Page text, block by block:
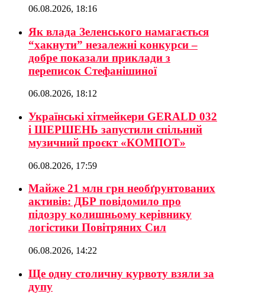
06.08.2026, 18:16
Як влада Зеленського намагається
“хакнути” незалежні конкурси –
добре показали приклади з
переписок Стефанішиної
06.08.2026, 18:12
Українські хітмейкери GERALD 032
і ШЕРШЕНЬ запустили спільний
музичний проєкт «КОМПОТ»
06.08.2026, 17:59
Майже 21 млн грн необґрунтованих
активів: ДБР повідомило про
підозру колишньому керівнику
логістики Повітряних Сил
06.08.2026, 14:22
Ще одну столичну курвоту взяли за
дупу